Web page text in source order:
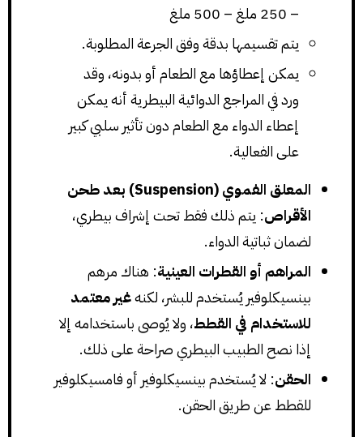
– 250 ملغ – 500 ملغ
يتم تقسيمها بدقة وفق الجرعة المطلوبة.
يمكن إعطاؤها مع الطعام أو بدونه، وقد
ورد في المراجع الدوائية البيطرية أنه يمكن
إعطاء الدواء مع الطعام دون تأثير سلبي كبير
على الفعالية.
المعلق الفموي (Suspension) بعد طحن
الأقراص: يتم ذلك فقط تحت إشراف بيطري،
لضمان ثباتية الدواء.
المراهم أو القطرات العينية: هناك مرهم
بينسيكلوفير يُستخدم للبشر، لكنهغير معتمد
للاستخدام في القطط، ولا يُوصى باستخدامه إلا
إذا نصح الطبيب البيطري صراحة على ذلك.
الحقن: لا يُستخدم بينسيكلوفير أو فامسيكلوفير
للقطط عن طريق الحقن.